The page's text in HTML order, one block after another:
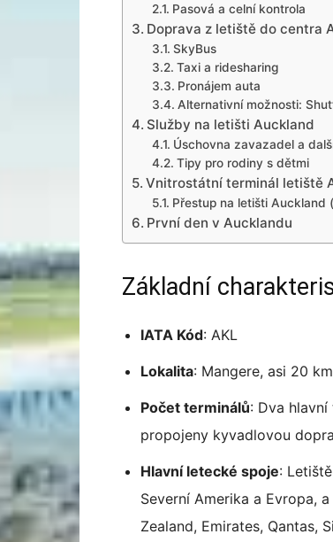
Pasová a celní kontrola
Doprava z letiště do centra
SkyBus
Taxi a ridesharing
Pronájem auta
Alternativní možnosti:
Služby na letišti Auckland
Úschovna zavazadel a
Tipy pro rodiny s dětmi
Vnitrostátní terminál letiště
Přestup na letišti Auckland
První den v Aucklandu
Základní
IATA Kód: AKL
Lokalita: Mangere, asi 20
Počet terminálů: Dva
propojeny kyvadlovou
Hlavní letecké spoje:
Severní Amerika a Evropa,
Zealand, Emirates, Qantas,